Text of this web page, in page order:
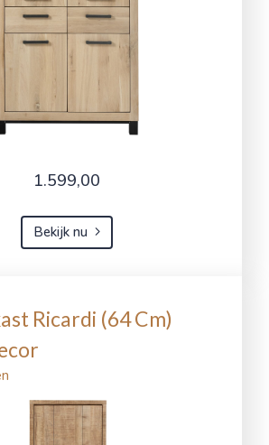
1.599,00
Bekijk nu
Ricardi (64 Cm)